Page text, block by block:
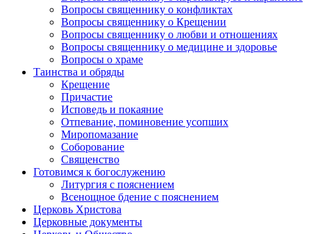
Вопросы священнику о конфликтах
Вопросы священнику о Крещении
Вопросы священнику о любви и отношениях
Вопросы священнику о медицине и здоровье
Вопросы о храме
Таинства и обряды
Крещение
Причастие
Исповедь и покаяние
Отпевание, поминовение усопших
Миропомазание
Соборование
Священство
Готовимся к богослужению
Литургия с пояснением
Всенощное бдение с пояснением
Церковь Христова
Церковные документы